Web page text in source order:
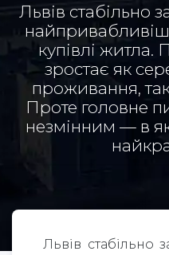
Львів стабільно
купівлі житла.
зростає як
проживання, так
Проте головне
незмінним — в
Львів стабільно